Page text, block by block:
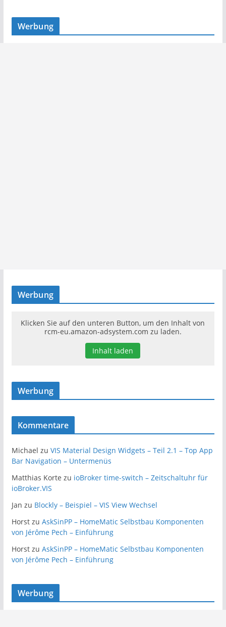
Werbung
Werbung
Klicken Sie auf den unteren Button, um den Inhalt von
rcm-eu.amazon-adsystem.com zu laden.
Inhalt laden
Werbung
Kommentare
Michael zu VIS Material Design Widgets – Teil 2.1 – Top App
Bar Navigation – Untermenüs
Matthias Korte zu ioBroker time-switch – Zeitschaltuhr für
ioBroker.VIS
Jan zu Blockly – Beispiel – VIS View Wechsel
Horstzu AskSinPP – HomeMatic Selbstbau Komponenten
von Jérôme Pech – Einführung
Horstzu AskSinPP – HomeMatic Selbstbau Komponenten
von Jérôme Pech – Einführung
Werbung